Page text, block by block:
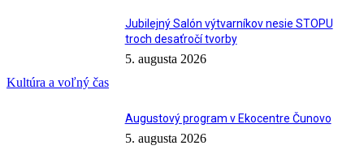
Kultúra a voľný čas
Jubilejný Salón výtvarníkov nesie STOPU
troch desaťročí tvorby
5. augusta 2026
Augustový program v Ekocentre Čunovo
5. augusta 2026